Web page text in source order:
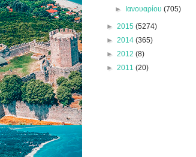
► Ιανουαρίου(705)
► 2015 (5274)
► 2014 (365)
► 2012 (8)
► 2011 (20)